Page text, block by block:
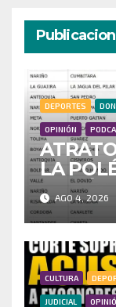
DEPORTES
OPINIÓN
LA
CENSO
AGO 4, 2026
CULTURA
JUDICIAL